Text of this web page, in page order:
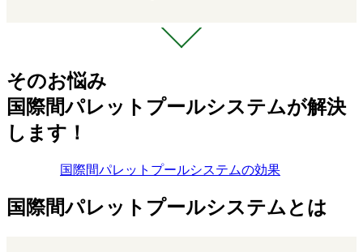
そのお悩み
国際間パレットプールシステムが解決
します！
国際間パレットプールシステムの効果
国際間パレットプールシステムとは